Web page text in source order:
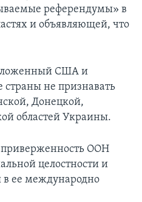
референдумы» в
и объявляющей, что
США и
страны не признавать
Донецкой,
областей Украины.
ООН
целостности и
ее международно